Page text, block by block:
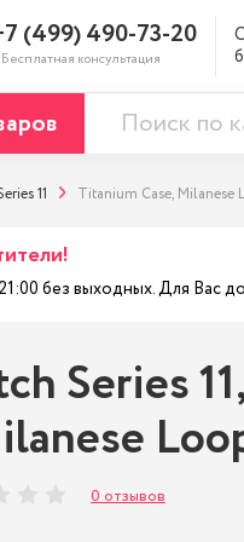
(499) 490-73-20
Бесплатная консультация
11 Titanium Case, Milanese
без выходных. Для Вас
Series
0 отзывов